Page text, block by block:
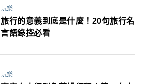
玩樂
旅行的意義到底是什麼！20句旅行名
言語錄控必看
玩樂